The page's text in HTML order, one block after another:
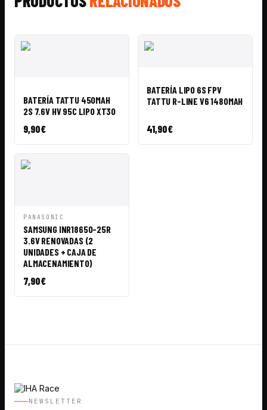
BATERÍA TATTU 450MAH
2S 7.6V HV 95C LIPO XT30
9,90€
BATERÍA LIPO 6S FPV
TATTU R-LINE V6 1480MAH
41,90€
VISTA
PANASONIC
SAMSUNG INR18650-25R
3.6V RENOVADAS (2
UNIDADES + CAJA DE
ALMACENAMIENTO)
7,90€
NEWSLETTER